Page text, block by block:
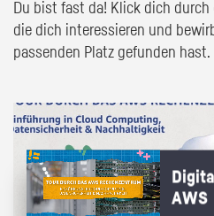
Du bist fast da! Klick dich
die dich interessieren und
passenden Platz gefunden hast.
AWS